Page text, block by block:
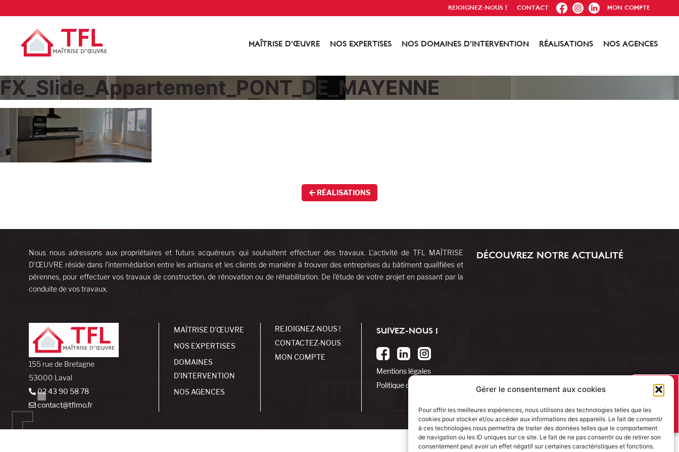
Gérer le consentement aux cookies
Pour offrir les meilleures expériences, nous utilisons des technologies telles que les
cookies pour stocker et/ou accéder aux informations des appareils. Le fait de consentir
à ces technologies nous permettra de traiter des données telles que le comportement
de navigation ou les ID uniques sur ce site. Le fait de ne pas consentir ou de retirer son
consentement peut avoir un effet négatif sur certaines caractéristiques et fonctions.
REJOIGNEZ-NOUS ! CONTACT FB IG IN MON COMPTE
MAÎTRISE D’ŒUVRE NOS EXPERTISES NOS DOMAINES D’INTERVENTION RÉALISATIONS NOS AGENCES
FX_Slide_Appartement_PONT_DE_MAYENNE
RÉALISATIONS
Nous nous adressons aux propriétaires et futurs acquéreurs qui souhaitent effectuer des travaux. L’activité de TFL MAÎTRISE
D’ŒUVRE réside dans l’intermédiation entre les artisans et les clients de manière à trouver des entreprises du bâtiment qualifiées et
pérennes, pour effectuer vos travaux de construction, de rénovation ou de réhabilitation. De l’étude de votre projet en passant par la
conduite de vos travaux.
155 rue de Bretagne
53000 Laval
02 43 90 58 78
contact@tflmo.fr
MAÎTRISE D’ŒUVRE
NOS EXPERTISES
DOMAINES
D’INTERVENTION
NOS AGENCES
REJOIGNEZ-NOUS !
CONTACTEZ-NOUS
MON COMPTE
SUIVEZ-NOUS !
Mentions légales
Politique de cookies
DÉCOUVREZ NOTRE ACTUALITÉ
J’AI UN
PROJET